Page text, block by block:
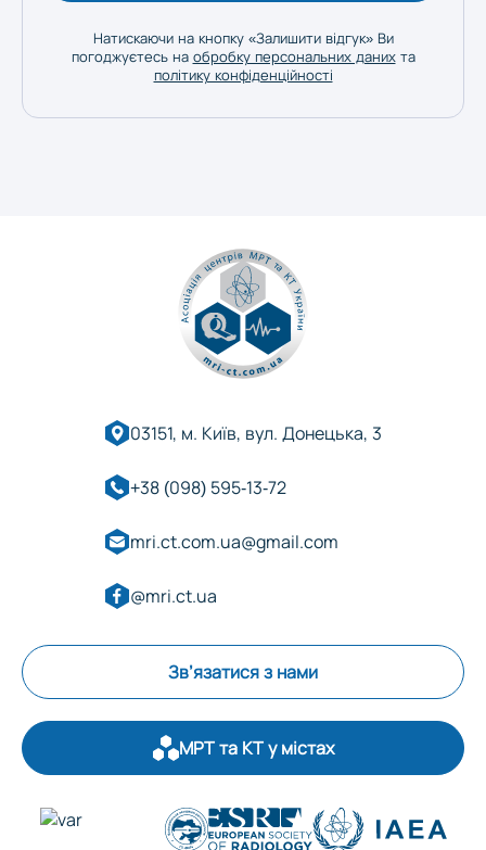
Натискаючи на кнопку «Залишити відгук» Ви
погоджуєтесь на обробку персональних данихта
політику конфіденційності
03151, м. Київ, вул. Донецька, 3
+38 (098) 595-13-72
mri.ct.com.ua@gmail.com
@mri.ct.ua
Зв’язатися з нами
МРТ та КТ у містах
Оберіть область: